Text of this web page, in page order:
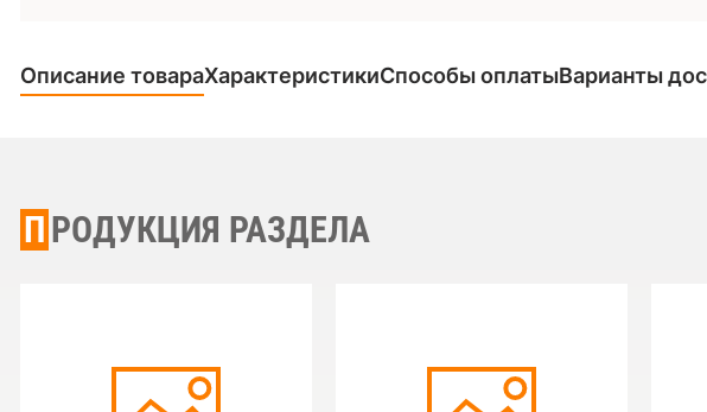
Описание товараХарактеристикиСпособы оплатыВарианты
ПРОДУКЦИЯ РАЗДЕЛА